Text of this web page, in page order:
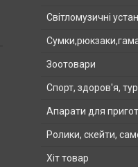
Світломузичні
Зоотовари
Спорт, здоров'я,
Апарати для
Ролики, скейти,
Хіт товар